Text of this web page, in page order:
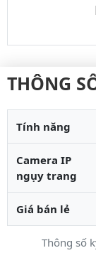
THÔNG
Thông số
Tính năng
Camera IP
ngụy trang
Giá bán lẻ